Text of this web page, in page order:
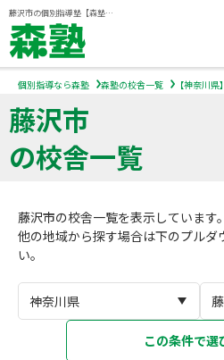
藤沢市の個別指導塾【森塾】｜小学生・中学生・高校生の学習塾
小学生の個別指導
中学生の個別指導
高校生の個別指導
森塾を知る
森塾を知る トップ
個別指導なら森塾 森塾の校舎一覧 【神奈川
藤沢市
の校舎一覧
藤沢市の校舎一覧を表示しています。
他の地域から探す場合は下のプルダ
い。
この条件で選